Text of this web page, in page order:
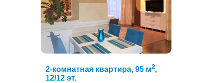
2-комнатная квартира, 95 м2,
12/12 эт.